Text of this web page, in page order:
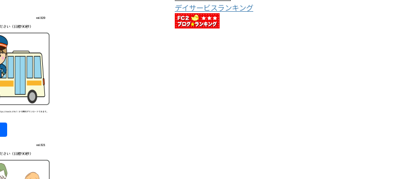
デイサービスランキング